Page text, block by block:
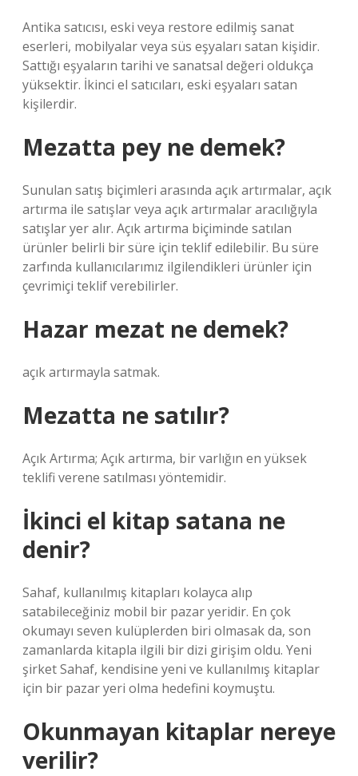
Antika satıcısı, eski veya restore edilmiş sanat
eserleri, mobilyalar veya süs eşyaları satan kişidir.
Sattığı eşyaların tarihi ve sanatsal değeri oldukça
yüksektir. İkinci el satıcıları, eski eşyaları satan
kişilerdir.
Mezatta pey ne demek?
Sunulan satış biçimleri arasında açık artırmalar, açık
artırma ile satışlar veya açık artırmalar aracılığıyla
satışlar yer alır. Açık artırma biçiminde satılan
ürünler belirli bir süre için teklif edilebilir. Bu süre
zarfında kullanıcılarımız ilgilendikleri ürünler için
çevrimiçi teklif verebilirler.
Hazar mezat ne demek?
açık artırmayla satmak.
Mezatta ne satılır?
Açık Artırma; Açık artırma, bir varlığın en yüksek
teklifi verene satılması yöntemidir.
İkinci el kitap satana ne
denir?
Sahaf, kullanılmış kitapları kolayca alıp
satabileceğiniz mobil bir pazar yeridir. En çok
okumayı seven kulüplerden biri olmasak da, son
zamanlarda kitapla ilgili bir dizi girişim oldu. Yeni
şirket Sahaf, kendisine yeni ve kullanılmış kitaplar
için bir pazar yeri olma hedefini koymuştu.
Okunmayan kitaplar nereye
verilir?